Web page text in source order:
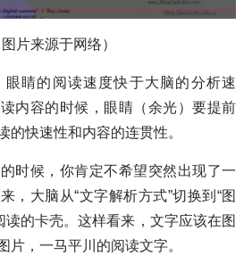
图片来源于网络）
眼睛的阅读速度快于大脑的分析速
内容的时候，眼睛（余光）要提前
的快速性和内容的连贯性。
时候，你肯定不希望突然出现了一
，大脑从“文字解析方式”切换到“图
读的卡壳。这样看来，文字应该在图
片，一马平川的阅读文字。